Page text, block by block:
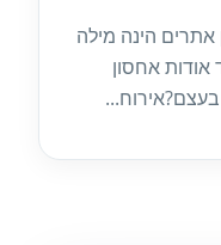
הינה מילה
אודות אחסון